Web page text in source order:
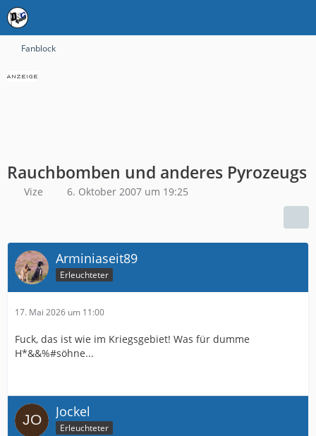
Fanblock
Rauchbomben und anderes Pyrozeugs
Vize 6. Oktober 2007 um 19:25
Arminiaseit89
Erleuchteter
17. Mai 2026 um 11:00
Fuck, das ist wie im Kriegsgebiet! Was für dumme
H*&&%#söhne...
Jockel
Erleuchteter